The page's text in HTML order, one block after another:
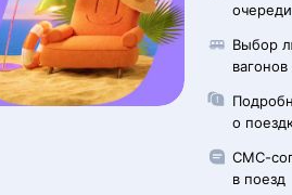
Выбор
вагонов
о
СМС-
в поезд